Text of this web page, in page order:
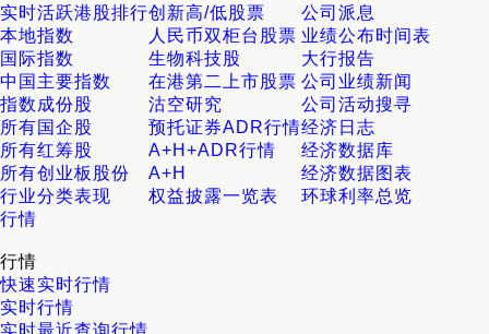
实时活跃港股排行创新高/低股票
公司派息
本地指数
人民币双柜台股票 业绩公布时间表
国际指数
生物科技股
大行报告
中国主要指数
在港第二上市股票 公司业绩新闻
指数成份股
沽空研究
公司活动搜寻
所有国企股
预托证券ADR行情经济日志
所有红筹股
A+H+ADR行情
经济数据库
所有创业板股份
A+H
经济数据图表
行业分类表现
权益披露一览表
环球利率总览
行情
行情
快速实时行情
实时行情
实时最近查询行情